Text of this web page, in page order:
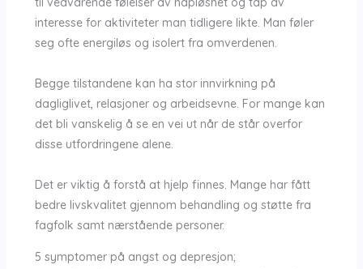
interesse for aktiviteter man tidligere likte. Man føler
seg ofte energiløs og isolert fra omverdenen.
Begge tilstandene kan ha stor innvirkning på
dagliglivet, relasjoner og arbeidsevne. For mange kan
det bli vanskelig å se en vei ut når de står overfor
disse utfordringene alene.
Det er viktig å forstå at hjelp finnes. Mange har fått
bedre livskvalitet gjennom behandling og støtte fra
fagfolk samt nærstående personer.
5 symptomer på angst og depresjon;